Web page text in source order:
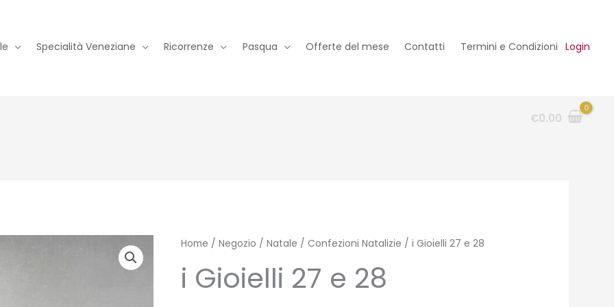
Specialità Veneziane Ricorrenze Pasqua Offerte del mese Contatti Termini e Condizioni Login
€0.00
Home /Negozio /Natale /Confezioni Natalizie / i Gioielli 27 e 28
i Gioielli 27 e 28
i